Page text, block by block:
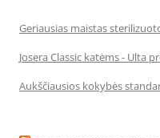
Geriausias maistas
Josera Classic katėms - Ulta
Aukščiausios kokybės